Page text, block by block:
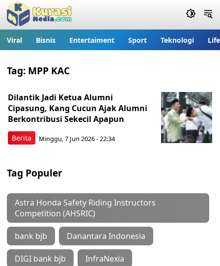
Viral Bisnis Entertaiment Sport Teknologi
Tag: MPP KAC
Berita
Dilantik Jadi Ketua Alumni
Cipasung, Kang Cucun Ajak Alumni
Berkontribusi Sekecil Apapun
Minggu, 7 Jun 2026 - 22:34
Tag Populer
Astra Honda Safety Riding Instructors
Competition (AHSRIC)
bank bjb Danantara Indonesia
DIGI bank bjb InfraNexia